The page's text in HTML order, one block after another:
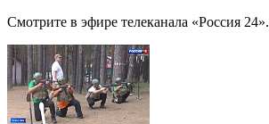
Смотрите в эфире телеканала «Россия 24».